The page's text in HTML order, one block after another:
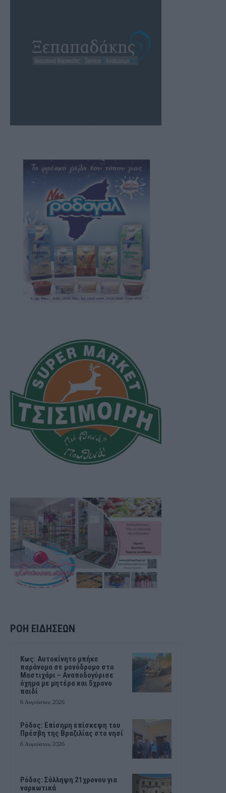
ΡΟΗ ΕΙΔΗΣΕΩΝ
Kως: Αυτοκίνητο μπήκε
παράνομα σε μονόδρομο στο
Μαστιχάρι – Αναποδογύρισε
όχημα με μητέρα και 5χρονο
παιδί
6 Αυγούστου, 2026
Ρόδος: Επίσημη επίσκεψη του
Πρέσβη της Βραζιλίας στο νησί
6 Αυγούστου, 2026
Ρόδος: Σύλληψη 21χρονου για
ναρκωτικά